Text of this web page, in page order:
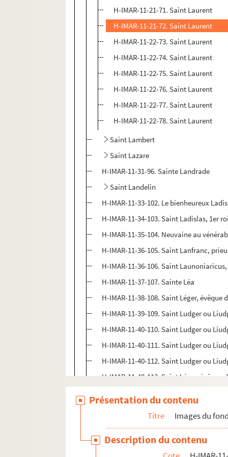
H-IMAR-11-21-71. Saint Laurent
H-IMAR-11-21-72. Saint Laurent
H-IMAR-11-22-73. Saint Laurent
H-IMAR-11-22-74. Saint Laurent
H-IMAR-11-22-75. Saint Laurent
H-IMAR-11-22-76. Saint Laurent
H-IMAR-11-22-77. Saint Laurent
H-IMAR-11-22-78. Saint Laurent
Saint Lambert
Saint Lazare
H-IMAR-11-31-96. Sainte Landrade
Saint Landelin
H-IMAR-11-33-102. Le bienheureux
H-IMAR-11-34-103. Saint Ladislas, 1er
H-IMAR-11-35-104. Neuvaine au
H-IMAR-11-36-105. Saint Lanfranc,
H-IMAR-11-36-106. Saint
H-IMAR-11-37-107. Sainte Léa
H-IMAR-11-38-108. Saint Léger,
H-IMAR-11-39-109. Saint Ludger ou
H-IMAR-11-40-110. Saint Ludger ou
H-IMAR-11-40-111. Saint Ludger ou
H-IMAR-11-40-112. Saint Ludger ou
H-IMAR-11-40-113. Saint Léger, évêque
Sainte Léocardie
Présentation du contenu
Titre Images du
Description du contenu